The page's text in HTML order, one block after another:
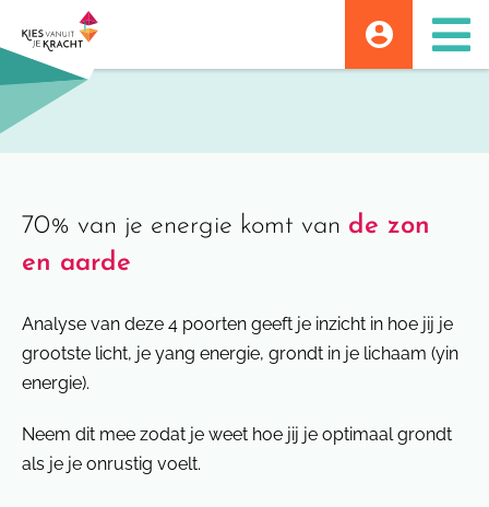
to
content
70% van je energie komt van de zon
en aarde
Analyse van deze 4 poorten geeft je inzicht in hoe jij je
grootste licht, je yang energie, grondt in je lichaam (yin
energie).
Neem dit mee zodat je weet hoe jij je optimaal grondt
als je je onrustig voelt.